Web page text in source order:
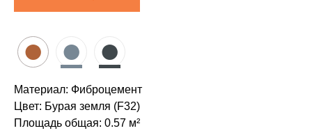
● ● ●
Материал: Фиброцемент
Цвет: Бурая земля (F32)
Площадь общая: 0.57 м²